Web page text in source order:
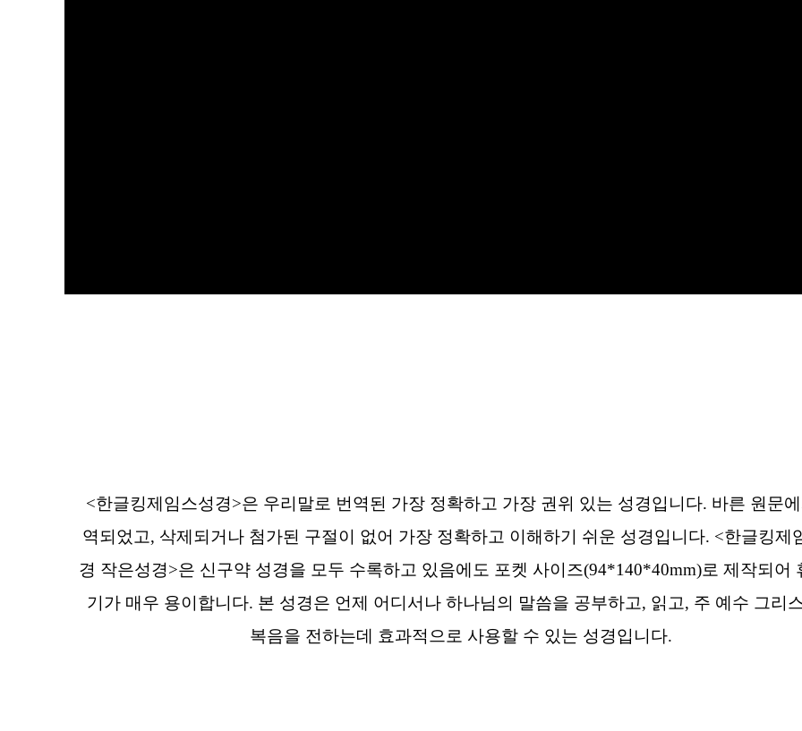
<한글킹제임스성경>은 우리말로 번역된 가장 정확하고 가장 권위 있는 성경입니다. 바른 원문
역되었고, 삭제되거나 첨가된 구절이 없어 가장 정확하고 이해하기 쉬운 성경입니다. <한글킹제
경 작은성경>은 신구약 성경을 모두 수록하고 있음에도 포켓 사이즈(94*140*40mm)로 제작되어
기가 매우 용이합니다. 본 성경은 언제 어디서나 하나님의 말씀을 공부하고, 읽고, 주 예수 그리
복음을 전하는데 효과적으로 사용할 수 있는 성경입니다.